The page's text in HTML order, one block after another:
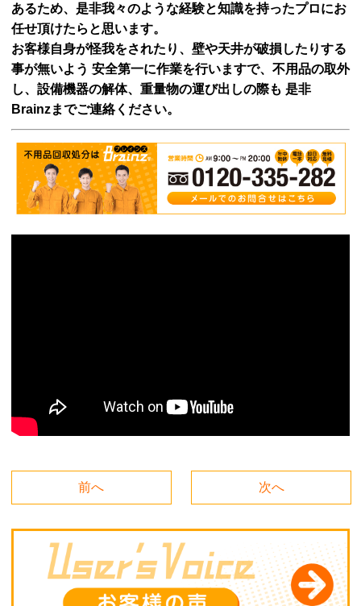
あるため、是非我々のような経験と知識を持ったプロにお
任せ頂けたらと思います。
お客様自身が怪我をされたり、壁や天井が破損したりする
事が無いよう 安全第一に作業を行いますで、不用品の取外
し、設備機器の解体、重量物の運び出しの際も 是非
Brainzまでご連絡ください。
前へ 次へ